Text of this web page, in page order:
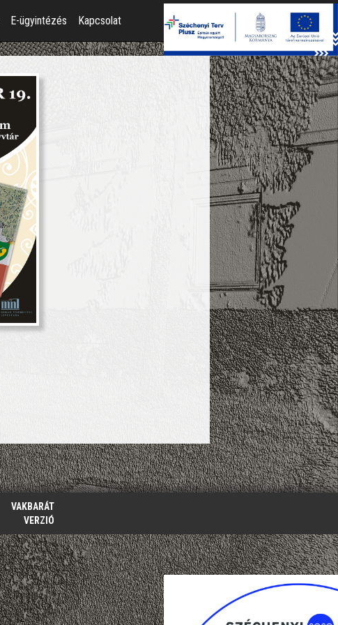
E-ügyintézés Kapcsolat
VAKBARÁT
VERZIÓ